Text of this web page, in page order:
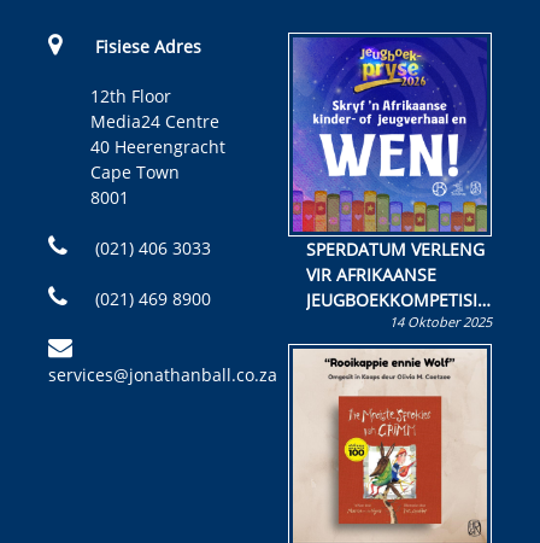
Fisiese Adres
12th Floor
Media24 Centre
40 Heerengracht
Cape Town
8001
(021) 406 3033
(021) 469 8900
services@jonathanball.co.za
SPERDATUM VERLENG
VIR AFRIKAANSE
JEUGBOEKKOMPETISIE
Skryf ’n jeugboek of
kinderboek en staan ’n
kans om R50 000 te
wen!
14 Oktober 2025